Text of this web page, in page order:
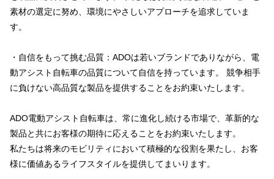
素材の選定に努め、環境にやさしいアプローチを追求していま
す。
・自信をもって挑む品質：ADOは若いブランドでありながら、電
動アシスト自転車の品質について自信を持っています。 競争相手
に負けない高品質な製品を提供することをお約束いたします。
ADO電動アシスト自転車は、常に進化し続ける市場で、革新的な
製品と共にお客様の期待に応えることをお約束いたします。
私たちは将来のモビリティにおいて積極的な役割を果たし、お客
様に価値あるライフスタイルを提供してまいります。